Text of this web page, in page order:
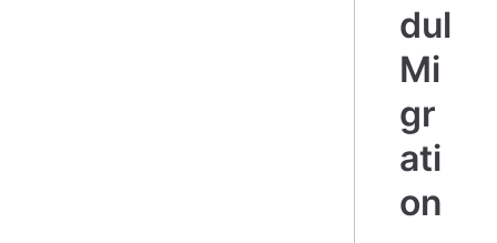
dul
Mi
gr
ati
on